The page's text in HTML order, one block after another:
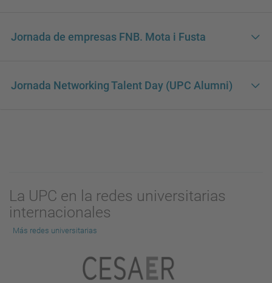
Jornada de empresas FNB. Mota i Fusta
Jornada Networking Talent Day (UPC Alumni)
La UPC en la redes universitarias
internacionales
Más redes universitarias